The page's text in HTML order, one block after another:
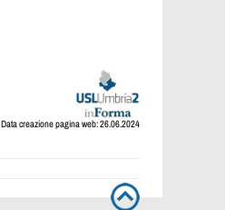
Data creazione pagina web: 26.06.2024